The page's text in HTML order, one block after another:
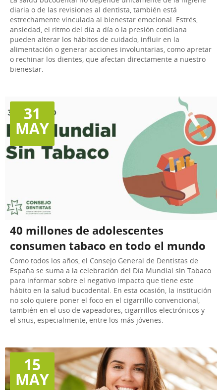
diaria o de las revisiones al dentista, también está
estrechamente vinculada al bienestar emocional. Estrés,
ansiedad, el ritmo del día a día o la presión cotidiana
pueden alterar los hábitos de cuidado, influir en la
alimentación o generar acciones involuntarias, como apretar
o rechinar los dientes, que afectan directamente a nuestro
bienestar.
31
MAY
40 millones de adolescentes
consumen tabaco en todo el mundo
Como todos los años, el Consejo General de Dentistas de
España se suma a la celebración del Día Mundial sin Tabaco
para informar sobre el negativo impacto que tiene este
hábito en la salud bucodental. En esta ocasión, la institución
no solo quiere poner el foco en el cigarrillo convencional,
también en el uso de vapeadores, cigarrillos electrónicos y
el snus, especialmente, entre los más jóvenes.
15
MAY